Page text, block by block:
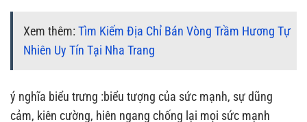
Xem thêm: Tìm Kiếm Địa Chỉ Bán Vòng Trầm Hương Tự
Nhiên Uy Tín Tại Nha Trang
ý nghĩa biểu trưng :biểu tượng của sức mạnh, sự dũng
cảm, kiên cường, hiên ngang chống lại mọi sức mạnh